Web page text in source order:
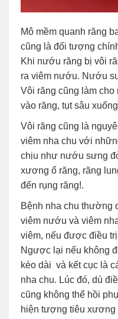
Mô mềm quanh răng
cũng là đối tượng
Khi nướu răng bị vôi
ra viêm nướu. Nướu
Vôi răng cũng làm
vào răng, tụt sâu
Vôi răng cũng là
viêm nha chu với
chịu như nướu sưng
xương ổ răng, răng
đến rụng răng!.
Bệnh nha chu thường
viêm nướu và viêm
viêm, nếu được điều
Ngược lại nếu không
kéo dài và kết cục là
nha chu. Lúc đó, dù
cũng không thể hồi
hiện tượng tiêu xương